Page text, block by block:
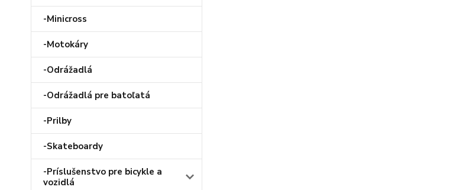
-Minicross
-Motokáry
-Odrážadlá
-Odrážadlá pre batoľatá
-Prilby
-Skateboardy
-Príslušenstvo pre bicykle a
vozidlá